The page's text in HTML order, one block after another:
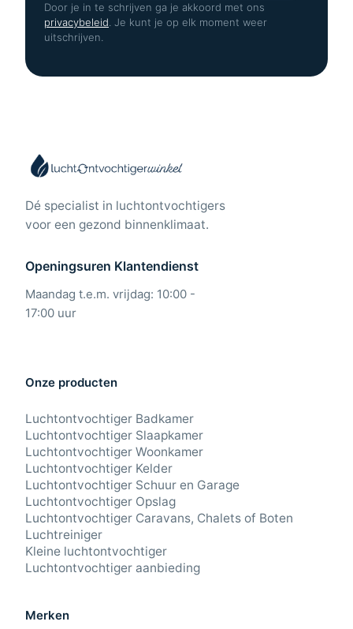
Door je in te schrijven ga je akkoord met ons
privacybeleid . Je kunt je op elk moment weer
uitschrijven.
Dé specialist in luchtontvochtigers
voor een gezond binnenklimaat.
Openingsuren Klantendienst
Maandag t.e.m. vrijdag: 10:00 -
17:00 uur
Onze producten
Luchtontvochtiger Badkamer
Luchtontvochtiger Slaapkamer
Luchtontvochtiger Woonkamer
Luchtontvochtiger Kelder
Luchtontvochtiger Schuur en Garage
Luchtontvochtiger Opslag
Luchtontvochtiger Caravans, Chalets of Boten
Luchtreiniger
Kleine luchtontvochtiger
Luchtontvochtiger aanbieding
Merken